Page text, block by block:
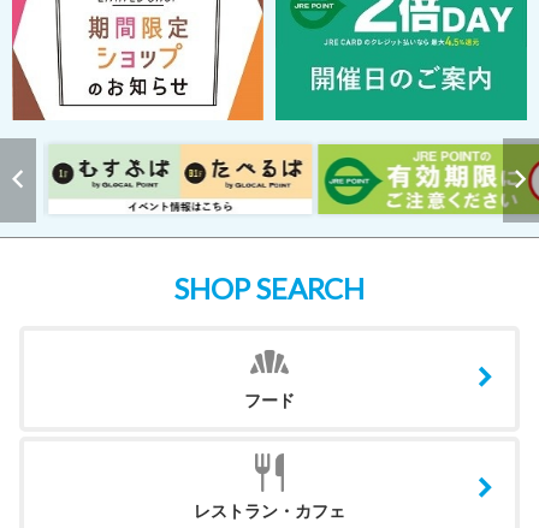
SHOP SEARCH
フード
レストラン・カフェ